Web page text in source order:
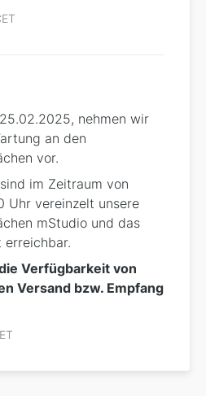
nehmen wir
an den
vor.
im Zeitraum von
Uhr vereinzelt unsere
mStudio und das
erreichbar.
Verfügbarkeit von
Versand bzw. Empfang